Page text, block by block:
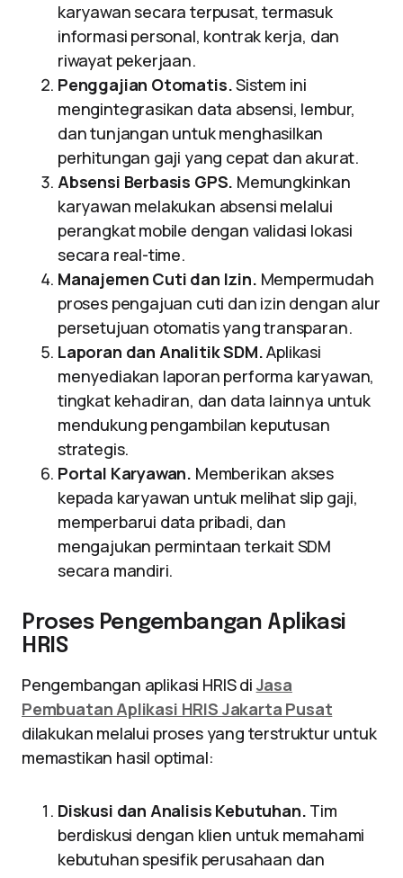
karyawan secara terpusat, termasuk
informasi personal, kontrak kerja, dan
riwayat pekerjaan.
Penggajian Otomatis.Sistem ini
mengintegrasikan data absensi, lembur,
dan tunjangan untuk menghasilkan
perhitungan gaji yang cepat dan akurat.
Absensi Berbasis GPS. Memungkinkan
karyawan melakukan absensi melalui
perangkat mobile dengan validasi lokasi
secara real-time.
Manajemen Cuti dan Izin. Mempermudah
proses pengajuan cuti dan izin dengan alur
persetujuan otomatis yang transparan.
Laporan dan Analitik SDM.Aplikasi
menyediakan laporan performa karyawan,
tingkat kehadiran, dan data lainnya untuk
mendukung pengambilan keputusan
strategis.
Portal Karyawan. Memberikan akses
kepada karyawan untuk melihat slip gaji,
memperbarui data pribadi, dan
mengajukan permintaan terkait SDM
secara mandiri.
Proses Pengembangan Aplikasi
HRIS
Pengembangan aplikasi HRIS di Jasa
Pembuatan Aplikasi HRIS Jakarta Pusat
dilakukan melalui proses yang terstruktur untuk
memastikan hasil optimal:
Diskusi dan Analisis Kebutuhan. Tim
berdiskusi dengan klien untuk memahami
kebutuhan spesifik perusahaan dan